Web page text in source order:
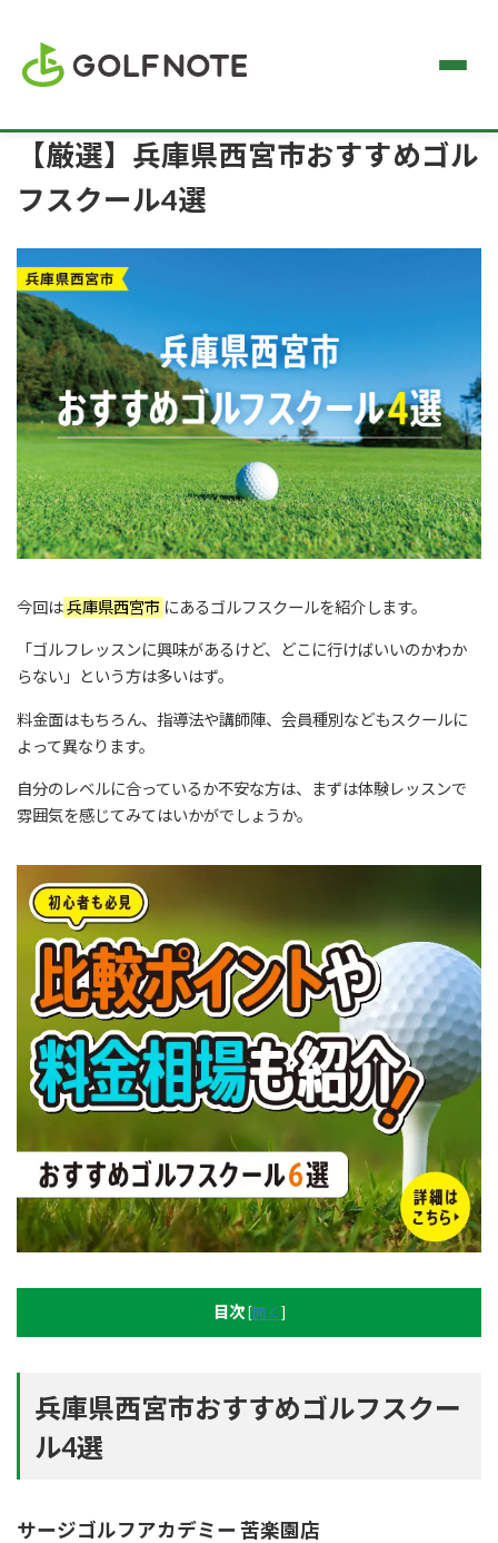
【厳選】兵庫県西宮市おすすめゴル
フスクール4選
今回は兵庫県西宮市 にあるゴルフスクールを紹介します。
「ゴルフレッスンに興味があるけど、どこに行けばいいのかわか
らない」という方は多いはず。
料金面はもちろん、指導法や講師陣、会員種別などもスクールに
よって異なります。
自分のレベルに合っているか不安な方は、まずは体験レッスンで
雰囲気を感じてみてはいかがでしょうか。
目次 [開く ]
兵庫県西宮市おすすめゴルフスクー
ル4選
サージゴルフアカデミー 苦楽園店